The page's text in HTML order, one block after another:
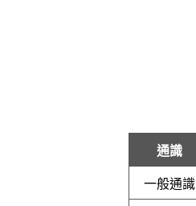
通識
一般通識